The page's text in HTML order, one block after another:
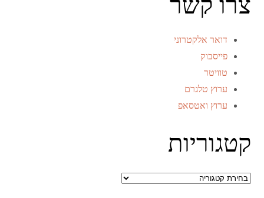
צרו קשר
דואר אלקטרוני
פייסבוק
טוויטר
ערוץ טלגרם
ערוץ ואטסאפ
קטגוריות
קטגוריות